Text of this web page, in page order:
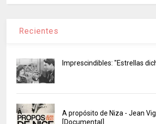
Recientes
Imprescindibles: "Estrellas
A propósito de Niza - Jean
[Documental]